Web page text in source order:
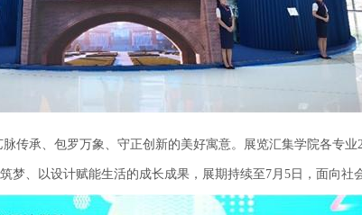
传承、包罗万象、守正创新的美好寓意。展览汇集学院各专业
、以设计赋能生活的成长成果，展期持续至7月5日，面向社